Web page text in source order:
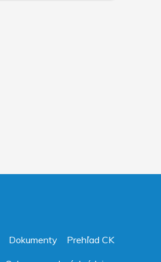
Dokumenty Prehľad CK